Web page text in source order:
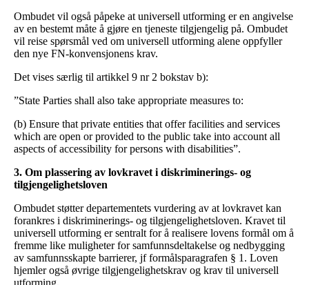
Ombudet vil også påpeke at universell utforming er en angivelse
av en bestemt måte å gjøre en tjeneste tilgjengelig på. Ombudet
vil reise spørsmål ved om universell utforming alene oppfyller
den nye FN-konvensjonens krav.
Det vises særlig til artikkel 9 nr 2 bokstav b):
”State Parties shall also take appropriate measures to:
(b) Ensure that private entities that offer facilities and services
which are open or provided to the public take into account all
aspects of accessibility for persons with disabilities”.
3. Om plassering av lovkravet i diskriminerings- og
tilgjengelighetsloven
Ombudet støtter departementets vurdering av at lovkravet kan
forankres i diskriminerings- og tilgjengelighetsloven. Kravet til
universell utforming er sentralt for å realisere lovens formål om å
fremme like muligheter for samfunnsdeltakelse og nedbygging
av samfunnsskapte barrierer, jf formålsparagrafen § 1. Loven
hjemler også øvrige tilgjengelighetskrav og krav til universell